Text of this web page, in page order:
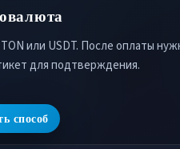
или USDT. После оплаты
для подтверждения.
способ